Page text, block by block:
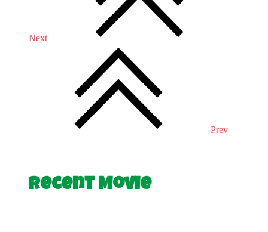
Next
Prev
Recent Movie